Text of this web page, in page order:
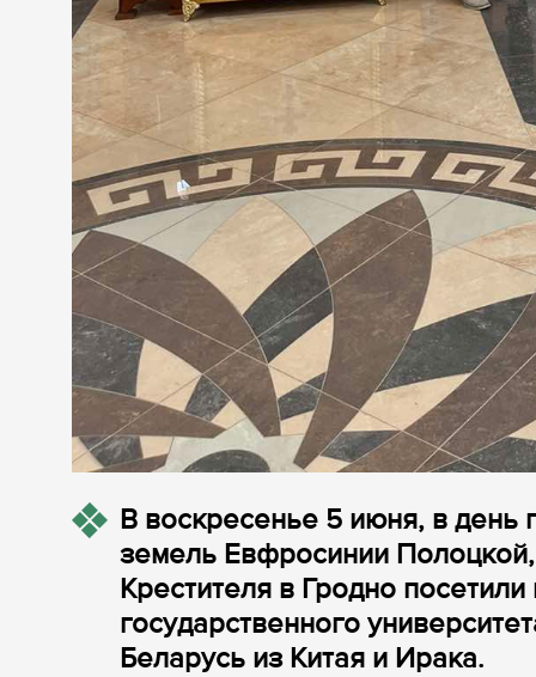
В воскресенье 5 июня, в день
земель Евфросинии
Крестителя в Гродно
государственного
Беларусь из Китая и Ирака.